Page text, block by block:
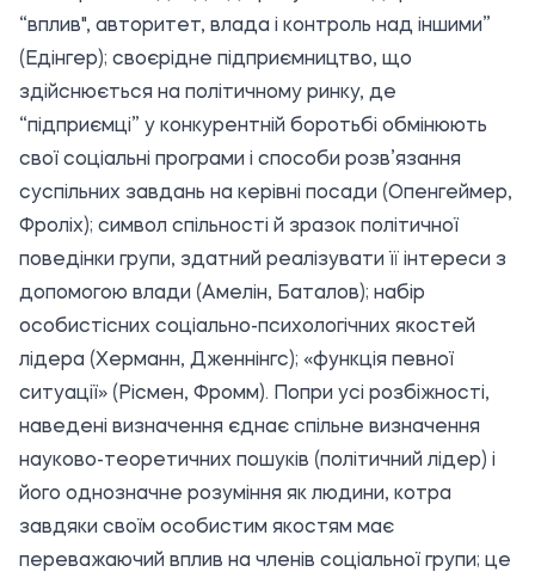
“вплив", авторитет, влада і контроль над іншими”
(Едінгер); своєрідне підприємництво, що
здійснюється на політичному ринку, де
“підприємці” у конкурентній боротьбі обмінюють
свої соціальні програми і способи розв’язання
суспільних завдань на керівні посади (Опенгеймер,
Фроліх); символ спільності й зразок політичної
поведінки групи, здатний реалізувати її інтереси з
допомогою влади (Амелін, Баталов); набір
особистісних соціально-психологічних якостей
лідера (Херманн, Дженнінгс); «функція певної
ситуації» (Рісмен, Фромм). Попри усі розбіжності,
наведені визначення єднає спільне визначення
науково-теоретичних пошуків (політичний лідер) і
його однозначне розуміння як людини, котра
завдяки своїм особистим якостям має
переважаючий вплив на членів соціальної групи; це